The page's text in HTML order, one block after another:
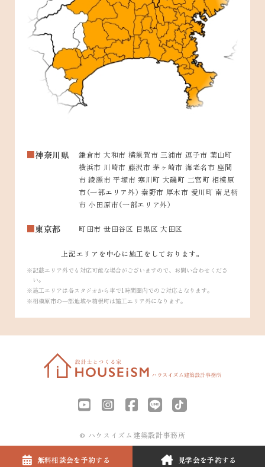
神奈川県
鎌倉市 大和市 横須賀市 三浦市 逗子市 葉山町
横浜市 川崎市 藤沢市 茅ヶ崎市 海老名市 座間
市 綾瀬市 平塚市 寒川町 大磯町 二宮町 相模原
市（一部エリア外） 秦野市 厚木市 愛川町 南足柄
市 小田原市（一部エリア外）
東京都 町田市 世田谷区 目黒区 大田区
上記エリアを中心に施工をしております。
記載エリア外でも対応可能な場合がございますので、お問い合わせくださ
い。
施工エリアは各スタジオから車で1時間圏内でのご対応となります。
相模原市の一部地域や箱根町は施工エリア外になります。
© ハウスイズム建築設計事務所
無料相談会を予約する 見学会を予約する